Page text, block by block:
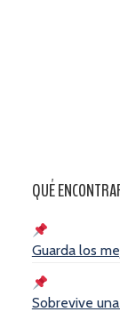
QUÉ
Guarda los
Sobrevive